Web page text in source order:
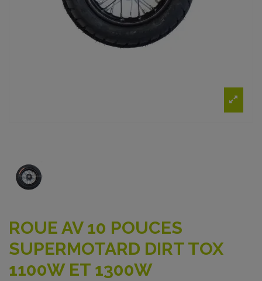
ROUE AV 10 POUCES
SUPERMOTARD DIRT TOX
1100W ET 1300W